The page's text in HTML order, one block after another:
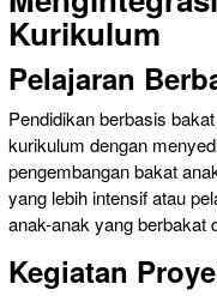
Kurikulum
Pelajaran
Pendidikan berbasis
kurikulum dengan
pengembangan bakat
yang lebih intensif atau
anak-anak yang berbakat
Kegiatan